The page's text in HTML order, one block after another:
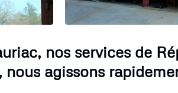
nos services de
nous agissons